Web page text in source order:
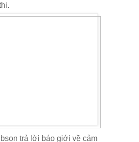
trả lời báo giới về cảm